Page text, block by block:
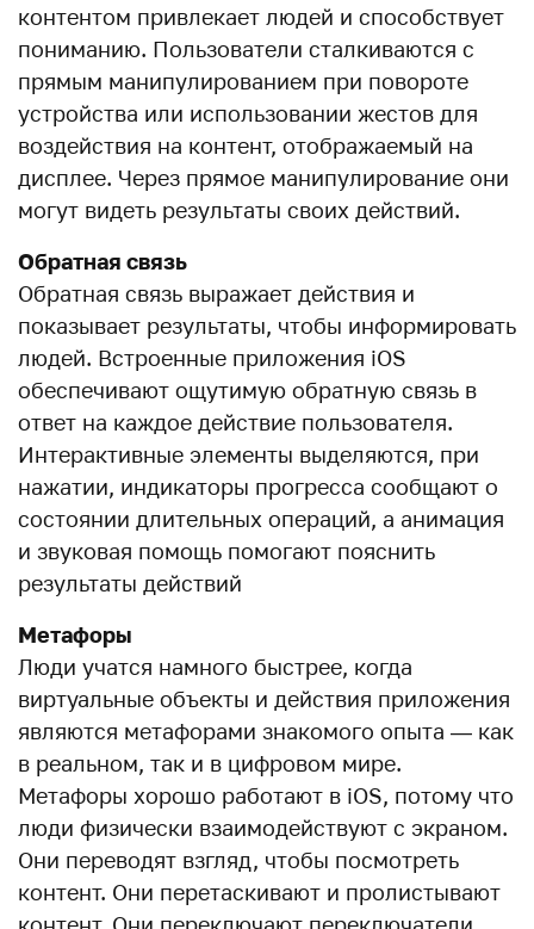
контентом привлекает людей и способствует
пониманию. Пользователи сталкиваются с
прямым манипулированием при повороте
устройства или использовании жестов для
воздействия на контент, отображаемый на
дисплее. Через прямое манипулирование они
могут видеть результаты своих действий.
Обратная связь
Обратная связь выражает действия и
показывает результаты, чтобы информировать
людей. Встроенные приложения iOS
обеспечивают ощутимую обратную связь в
ответ на каждое действие пользователя.
Интерактивные элементы выделяются, при
нажатии, индикаторы прогресса сообщают о
состоянии длительных операций, а анимация
и звуковая помощь помогают пояснить
результаты действий
Метафоры
Люди учатся намного быстрее, когда
виртуальные объекты и действия приложения
являются метафорами знакомого опыта — как
в реальном, так и в цифровом мире.
Метафоры хорошо работают в iOS, потому что
люди физически взаимодействуют с экраном.
Они переводят взгляд, чтобы посмотреть
контент. Они перетаскивают и пролистывают